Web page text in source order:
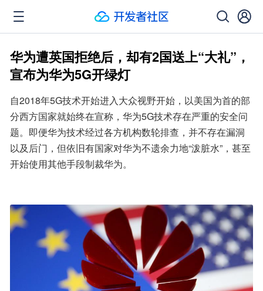
华为遭英国拒绝后，却有2国送上“大礼”，
宣布为华为5G开绿灯
自2018年5G技术开始进入大众视野开始，以美国为首的部
分西方国家就始终在宣称，华为5G技术存在严重的安全问
题。即便华为技术经过各方机构数轮排查，并不存在漏洞
以及后门，但依旧有国家对华为不遗余力地“泼脏水”，甚至
开始使用其他手段制裁华为。